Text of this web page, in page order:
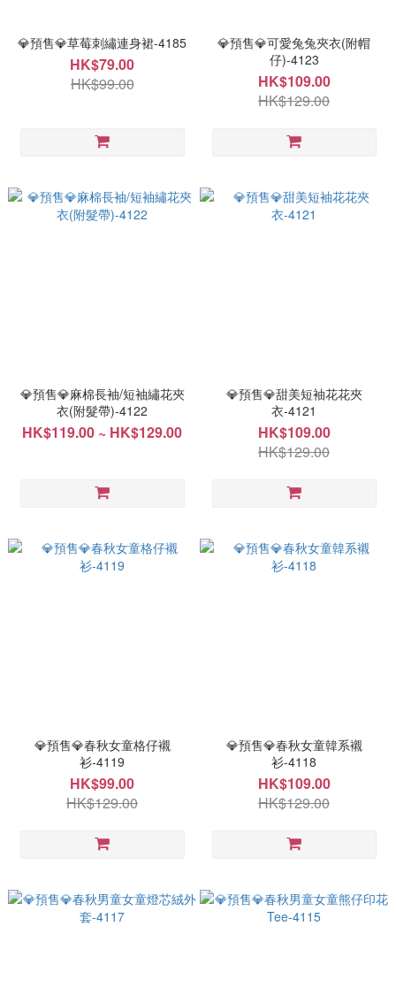
💎預售💎草莓刺繡連身裙-4185
HK$79.00
HK$99.00
💎預售💎可愛兔兔夾衣(附帽
仔)-4123
HK$109.00
HK$129.00
💎預售💎麻棉長袖/短袖繡花夾
衣(附髮帶)-4122
HK$119.00 ~ HK$129.00
💎預售💎甜美短袖花花夾
衣-4121
HK$109.00
HK$129.00
💎預售💎春秋女童格仔襯
衫-4119
HK$99.00
HK$129.00
💎預售💎春秋女童韓系襯
衫-4118
HK$109.00
HK$129.00